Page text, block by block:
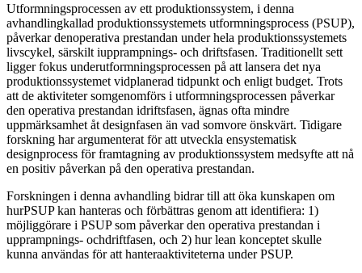
Utformningsprocessen av ett produktionssystem, i denna
avhandlingkallad produktionssystemets utformningsprocess (PSUP),
påverkar denoperativa prestandan under hela produktionssystemets
livscykel, särskilt iupprampnings- och driftsfasen. Traditionellt sett
ligger fokus underutformningsprocessen på att lansera det nya
produktionssystemet vidplanerad tidpunkt och enligt budget. Trots
att de aktiviteter somgenomförs i utformningsprocessen påverkar
den operativa prestandan idriftsfasen, ägnas ofta mindre
uppmärksamhet åt designfasen än vad somvore önskvärt. Tidigare
forskning har argumenterat för att utveckla ensystematisk
designprocess för framtagning av produktionssystem medsyfte att nå
en positiv påverkan på den operativa prestandan.
Forskningen i denna avhandling bidrar till att öka kunskapen om
hurPSUP kan hanteras och förbättras genom att identifiera: 1)
möjliggörare i PSUP som påverkar den operativa prestandan i
upprampnings- ochdriftfasen, och 2) hur lean konceptet skulle
kunna användas för att hanteraaktiviteterna under PSUP.